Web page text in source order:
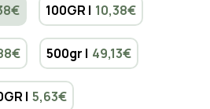
100GR | 10,38€
500gr | 49,13€
| 5,63€